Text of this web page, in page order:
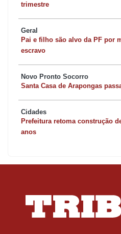
trimestre
Geral
Pai e filho são alvo da PF por
escravo
Novo Pronto Socorro
Santa Casa de Arapongas
Cidades
Prefeitura retoma construção
anos